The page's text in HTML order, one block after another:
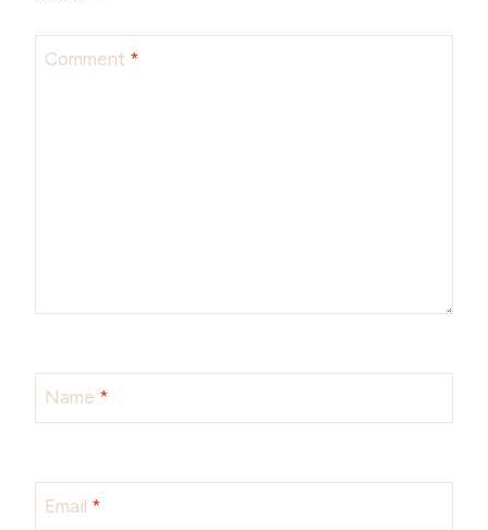
Comment *
Name *
Email *